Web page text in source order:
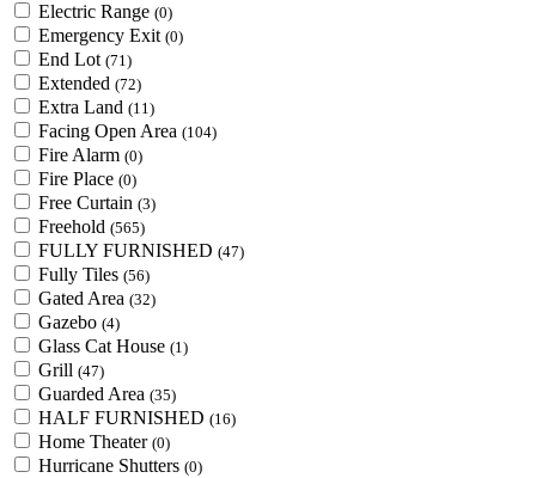
Electric Range (0)
Emergency Exit (0)
End Lot (71)
Extended (72)
Extra Land (11)
Facing Open Area (104)
Fire Alarm (0)
Fire Place (0)
Free Curtain (3)
Freehold (565)
FULLY FURNISHED (47)
Fully Tiles (56)
Gated Area (32)
Gazebo (4)
Glass Cat House (1)
Grill (47)
Guarded Area (35)
HALF FURNISHED (16)
Home Theater (0)
Hurricane Shutters (0)